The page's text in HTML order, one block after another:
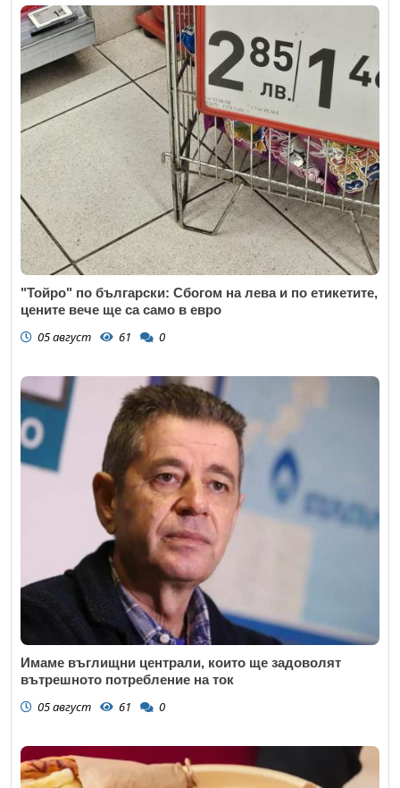
"Тойро" по български: Сбогом на лева и по етикетите,
цените вече ще са само в евро
05 август 61 0
Имаме въглищни централи, които ще задоволят
вътрешното потребление на ток
05 август 61 0